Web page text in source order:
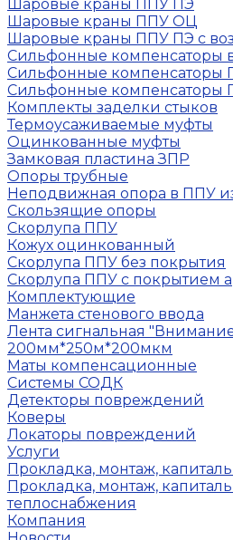
Шаровые краны ППУ ПЭ
Шаровые краны ППУ ОЦ
Шаровые краны ППУ ПЭ с
Сильфонные компенсаторы
Сильфонные компенсаторы
Сильфонные компенсаторы
Комплекты заделки стыков
Термоусаживаемые муфты
Оцинкованные муфты
Замковая пластина ЗПР
Опоры трубные
Неподвижная опора в ППУ
Скользящие опоры
Скорлупа ППУ
Кожух оцинкованный
Скорлупа ППУ без покрытия
Скорлупа ППУ с покрытием
Комплектующие
Манжета стенового ввода
Лента сигнальная
200мм*250м*200мкм
Маты компенсационные
Системы СОДК
Детекторы повреждений
Коверы
Локаторы повреждений
Услуги
Прокладка, монтаж,
Прокладка, монтаж,
теплоснабжения
Компания